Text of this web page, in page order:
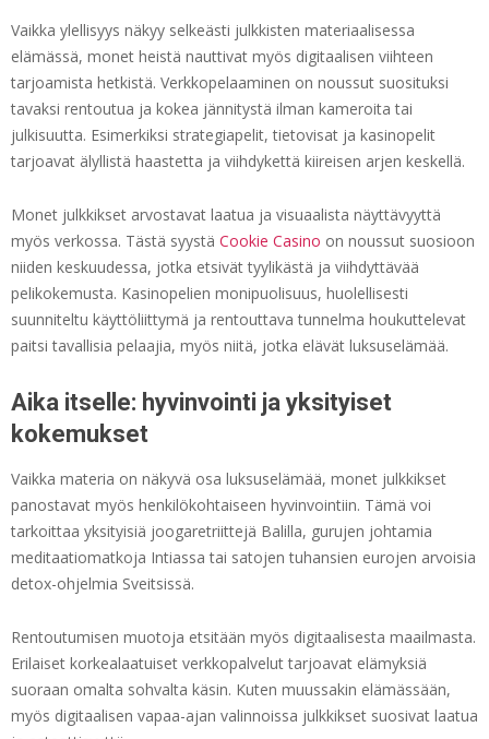
Vaikka ylellisyys näkyy selkeästi julkkisten materiaalisessa
elämässä, monet heistä nauttivat myös digitaalisen viihteen
tarjoamista hetkistä. Verkkopelaaminen on noussut suosituksi
tavaksi rentoutua ja kokea jännitystä ilman kameroita tai
julkisuutta. Esimerkiksi strategiapelit, tietovisat ja kasinopelit
tarjoavat älyllistä haastetta ja viihdykettä kiireisen arjen keskellä.
Monet julkkikset arvostavat laatua ja visuaalista näyttävyyttä
myös verkossa. Tästä syystä Cookie Casino on noussut suosioon
niiden keskuudessa, jotka etsivät tyylikästä ja viihdyttävää
pelikokemusta. Kasinopelien monipuolisuus, huolellisesti
suunniteltu käyttöliittymä ja rentouttava tunnelma houkuttelevat
paitsi tavallisia pelaajia, myös niitä, jotka elävät luksuselämää.
Aika itselle: hyvinvointi ja yksityiset
kokemukset
Vaikka materia on näkyvä osa luksuselämää, monet julkkikset
panostavat myös henkilökohtaiseen hyvinvointiin. Tämä voi
tarkoittaa yksityisiä joogaretriittejä Balilla, gurujen johtamia
meditaatiomatkoja Intiassa tai satojen tuhansien eurojen arvoisia
detox-ohjelmia Sveitsissä.
Rentoutumisen muotoja etsitään myös digitaalisesta maailmasta.
Erilaiset korkealaatuiset verkkopalvelut tarjoavat elämyksiä
suoraan omalta sohvalta käsin. Kuten muussakin elämässään,
myös digitaalisen vapaa-ajan valinnoissa julkkikset suosivat laatua